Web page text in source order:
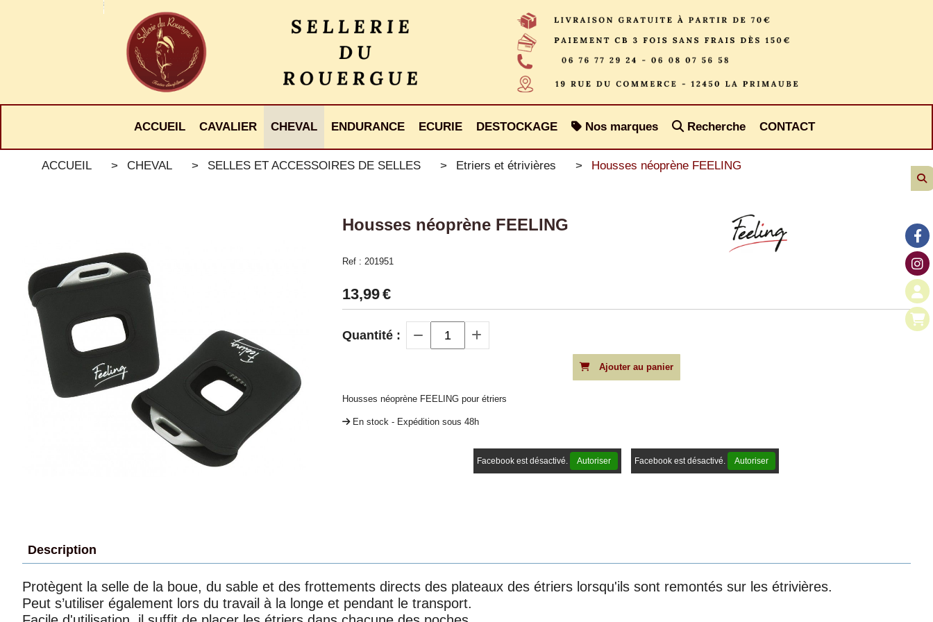
ACCUEIL CAVALIER CHEVAL ENDURANCE ECURIE DESTOCKAGE Nos marques Recherche CONTACT
ACCUEIL CHEVAL SELLES ET ACCESSOIRES DE SELLES Etriers et étrivières Housses néoprène FEELING
Housses néoprène FEELING
Ref : 201951
13,99€
Quantité :
Ajouter au panier
Housses néoprène FEELING pour étriers
En stock - Expédition sous 48h
Facebook est désactivé. Autoriser Facebook est désactivé. Autoriser
Description
Protègent la selle de la boue, du sable et des frottements directs des plateaux des étriers lorsqu'ils sont remontés sur les étrivières.
Peut s’utiliser également lors du travail à la longe et pendant le transport.
Panneau de gestion des cookies